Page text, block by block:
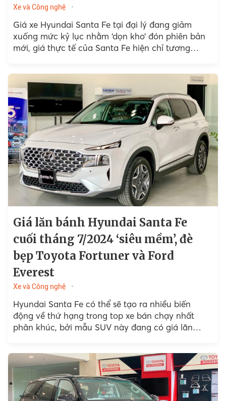
Xe và Công nghệ
Giá xe Hyundai Santa Fe tại đại lý đang giảm
xuống mức kỷ lục nhằm ‘dọn kho’ đón phiên bản
mới, giá thực tế của Santa Fe hiện chỉ tương
Giá lăn bánh Hyundai Santa Fe
cuối tháng 7/2024 ‘siêu mềm’, đè
bẹp Toyota Fortuner và Ford
Everest
Xe và Công nghệ
Hyundai Santa Fe có thể sẽ tạo ra nhiều biến
động về thứ hạng trong top xe bán chạy nhất
phân khúc, bởi mẫu SUV này đang có giá lăn